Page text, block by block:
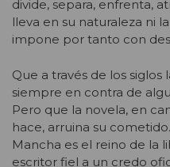
divide, separa, enfrenta,
lleva en su naturaleza ni
impone por tanto con
Que a través de los siglos
siempre en contra de
Pero que la novela, en
hace, arruina su
Mancha es el reino de la
escritor fiel a un credo